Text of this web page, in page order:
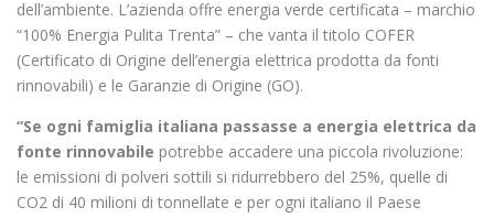
dell’ambiente. L’azienda offre energia verde certificata – marchio
“100% Energia Pulita Trenta” – che vanta il titolo COFER
(Certificato di Origine dell’energia elettrica prodotta da fonti
rinnovabili) e le Garanzie di Origine (GO).
“Se ogni famiglia italiana passasse a energia elettrica da
fonte rinnovabile potrebbe accadere una piccola rivoluzione:
le emissioni di polveri sottili si ridurrebbero del 25%, quelle di
CO2 di 40 milioni di tonnellate e per ogni italiano il Paese